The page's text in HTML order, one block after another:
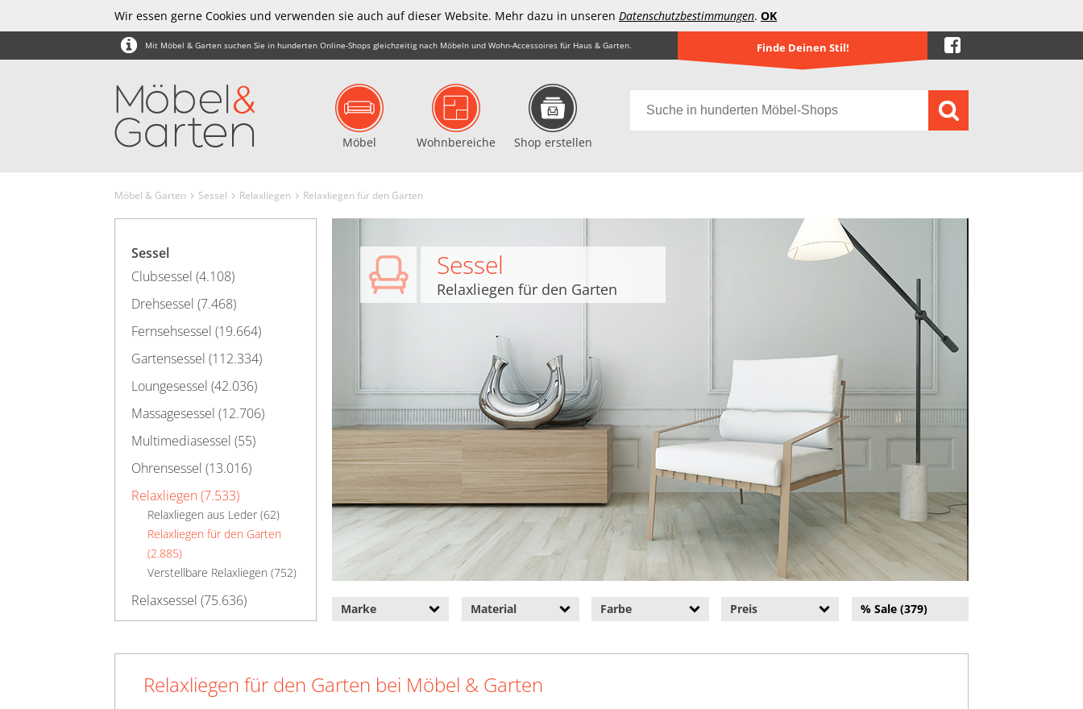
Wir essen gerne Cookies und verwenden sie auch auf dieser Website. Mehr dazu in unseren Datenschutzbestimmungen. OK
Mit Möbel & Garten suchen Sie in hunderten Online-Shops gleichzeitig nach Möbeln und Wohn-Accessoires für Haus & Garten. Finde Deinen Stil!
Möbel Wohnbereiche Shop erstellen
Möbel & Garten Sessel Relaxliegen Relaxliegen für den Garten
Sessel
Clubsessel (4.108)
Drehsessel (7.468)
Fernsehsessel (19.664)
Gartensessel (112.334)
Loungesessel (42.036)
Massagesessel (12.706)
Multimediasessel (55)
Ohrensessel (13.016)
Relaxliegen (7.533)
Relaxliegen aus Leder (62)
Relaxliegen für den Garten
(2.885)
Verstellbare Relaxliegen (752)
Relaxsessel (75.636)
Schlafsessel (3.299)
Sitzsäcke (30.352)
Sessel
Relaxliegen für den Garten
Marke Material Farbe Preis % Sale (379)
Relaxliegen für den Garten bei Möbel & Garten